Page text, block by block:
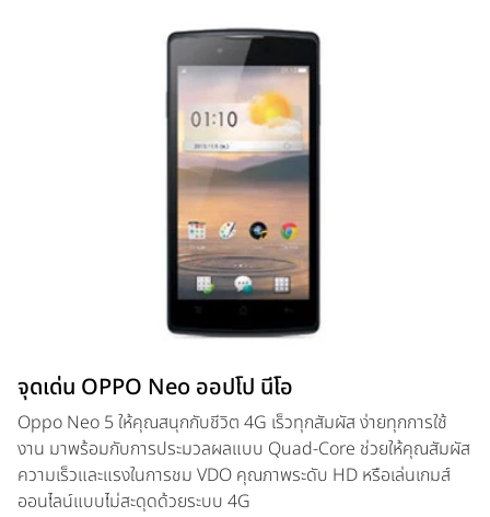
จุดเด่น OPPO Neo ออปโป นีโอ
Oppo Neo 5 ให้คุณสนุกกับชีวิต 4G เร็วทุกสัมผัส ง่ายทุกการใช้
งาน มาพร้อมกับการประมวลผลแบบ Quad-Core ช่วยให้คุณสัมผัส
ความเร็วและแรงในการชม VDO คุณภาพระดับ HD หรือเล่นเกมส์
ออนไลน์แบบไม่สะดุดด้วยระบบ 4G